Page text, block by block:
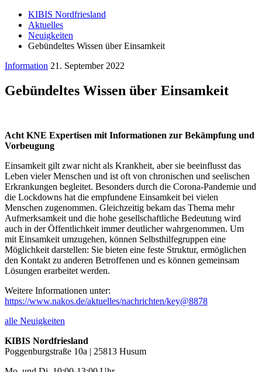
KIBIS Nordfriesland
Aktuelles
Neuigkeiten
Gebündeltes Wissen über Einsamkeit
Information 21. September 2022
Gebündeltes Wissen über Einsamkeit
Acht KNE Expertisen mit Informationen zur Bekämpfung und
Vorbeugung
Einsamkeit gilt zwar nicht als Krankheit, aber sie beeinflusst das
Leben vieler Menschen und ist oft von chronischen und seelischen
Erkrankungen begleitet. Besonders durch die Corona-Pandemie und
die Lockdowns hat die empfundene Einsamkeit bei vielen
Menschen zugenommen. Gleichzeitig bekam das Thema mehr
Aufmerksamkeit und die hohe gesellschaftliche Bedeutung wird
auch in der Öffentlichkeit immer deutlicher wahrgenommen. Um
mit Einsamkeit umzugehen, können Selbsthilfegruppen eine
Möglichkeit darstellen: Sie bieten eine feste Struktur, ermöglichen
den Kontakt zu anderen Betroffenen und es können gemeinsam
Lösungen erarbeitet werden.
Weitere Informationen unter:
https://www.nakos.de/aktuelles/nachrichten/key@8878
alle Neuigkeiten
KIBIS Nordfriesland
Poggenburgstraße 10a | 25813 Husum